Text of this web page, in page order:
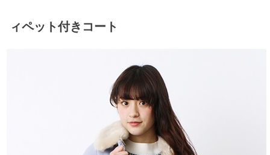
ィペット付きコート